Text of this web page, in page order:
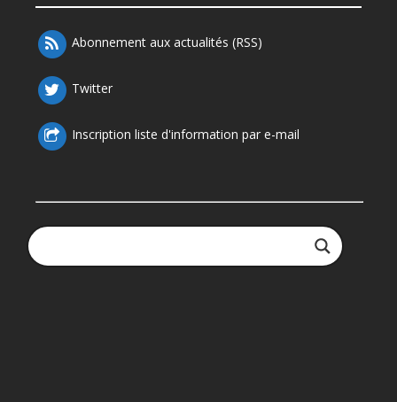
Abonnement aux actualités (RSS)
Twitter
Inscription liste d'information par e-mail